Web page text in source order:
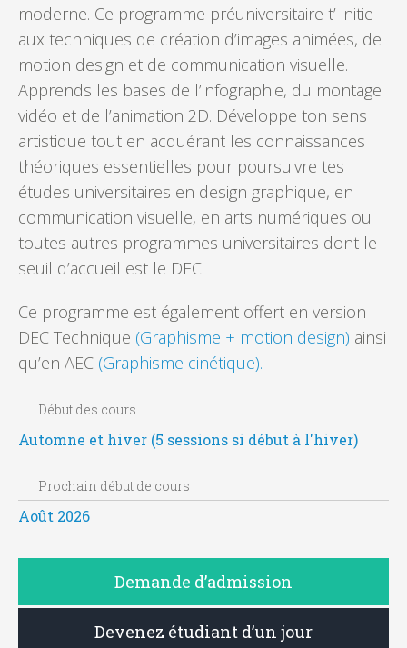
moderne. Ce programme préuniversitaire t’ initie
aux techniques de création d’images animées, de
motion design et de communication visuelle.
Apprends les bases de l’infographie, du montage
vidéo et de l’animation 2D. Développe ton sens
artistique tout en acquérant les connaissances
théoriques essentielles pour poursuivre tes
études universitaires en design graphique, en
communication visuelle, en arts numériques ou
toutes autres programmes universitaires dont le
seuil d’accueil est le DEC.
Ce programme est également offert en version
DEC Technique (Graphisme + motion design) ainsi
qu’en AEC (Graphisme cinétique).
Début des cours
Automne et hiver (5 sessions si début à l'hiver)
Prochain début de cours
Août 2026
Demande d’admission
Devenez étudiant d’un jour